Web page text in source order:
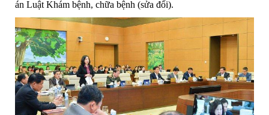
án Luật Khám bệnh, chữa bệnh (sửa đổi).